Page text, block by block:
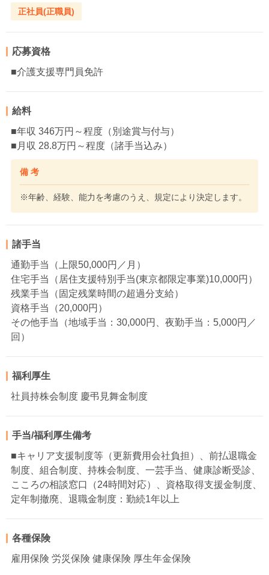
正社員(正職員)
応募資格
■介護支援専門員免許
給料
■年収 346万円～程度（別途賞与付与）
■月収 28.8万円～程度（諸手当込み）
備 考
※年齢、経験、能力を考慮のうえ、規定により決定します。
諸手当
通勤手当（上限50,000円／月）
住宅手当（居住支援特別手当(東京都限定事業)10,000円）
残業手当（固定残業時間の超過分支給）
資格手当（20,000円）
その他手当（地域手当：30,000円、夜勤手当：5,000円／
回）
福利厚生
社員持株会制度 慶弔見舞金制度
手当/福利厚生備考
■キャリア支援制度等（更新費用会社負担）、前払退職金
制度、組合制度、持株会制度、一芸手当、健康診断受診、
こころの相談窓口（24時間対応）、資格取得支援金制度、
定年制撤廃、退職金制度：勤続1年以上
各種保険
雇用保険 労災保険 健康保険 厚生年金保険